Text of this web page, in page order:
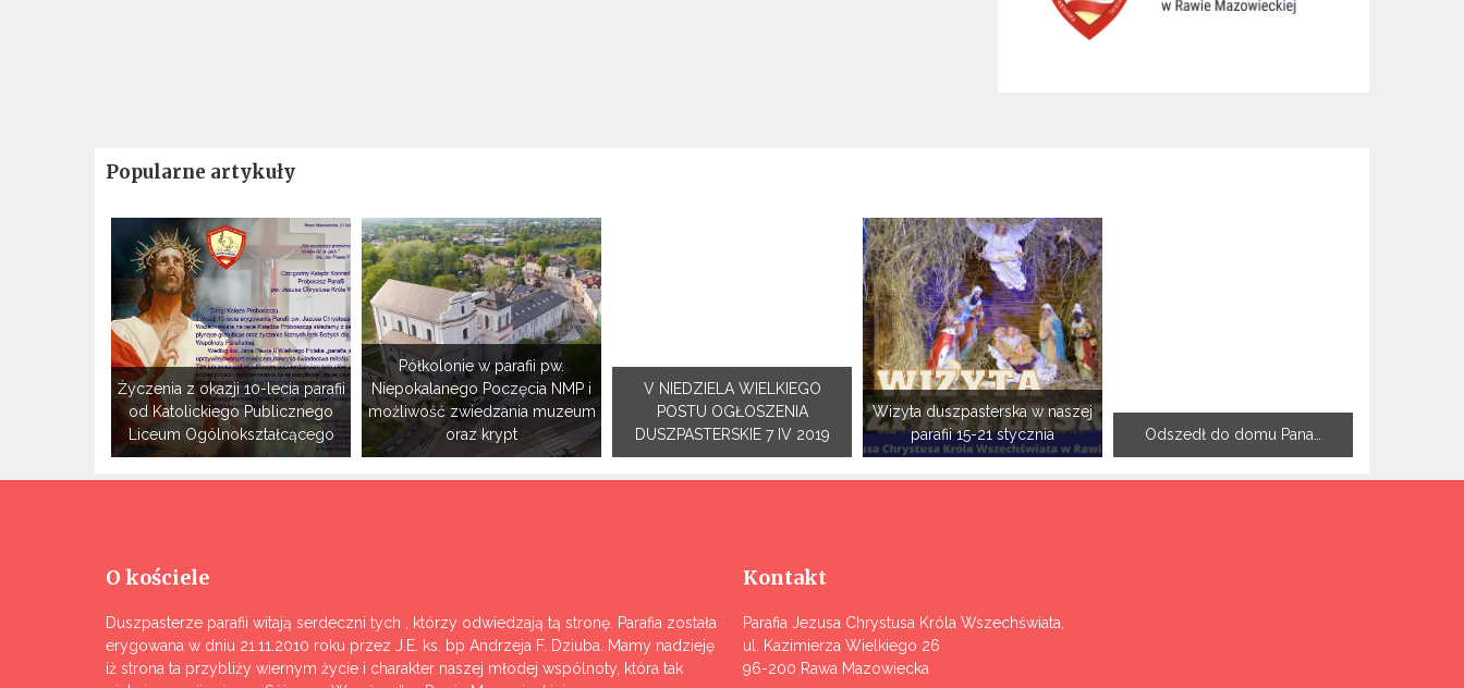
Popularne artykuły
Życzenia z okazji 10-lecia parafii
od Katolickiego Publicznego
Liceum Ogólnokształcącego
Półkolonie w parafii pw.
Niepokalanego Poczęcia NMP i
możliwość zwiedzania muzeum
oraz krypt
V NIEDZIELA WIELKIEGO
POSTU OGŁOSZENIA
DUSZPASTERSKIE 7 IV 2019
Wizyta duszpasterska w naszej
parafii 15-21 stycznia
Odszedł do domu Pana…
O kościele
Duszpasterze parafii witają serdeczni tych , którzy odwiedzają tą stronę. Parafia została
erygowana w dniu 21.11.2010 roku przez J.E. ks. bp Andrzeja F. Dziuba. Mamy nadzieję
iż strona ta przybliży wiernym życie i charakter naszej młodej wspólnoty, która tak
Kontakt
Parafia Jezusa Chrystusa Króla Wszechświata,
ul. Kazimierza Wielkiego 26
96-200 Rawa Mazowiecka